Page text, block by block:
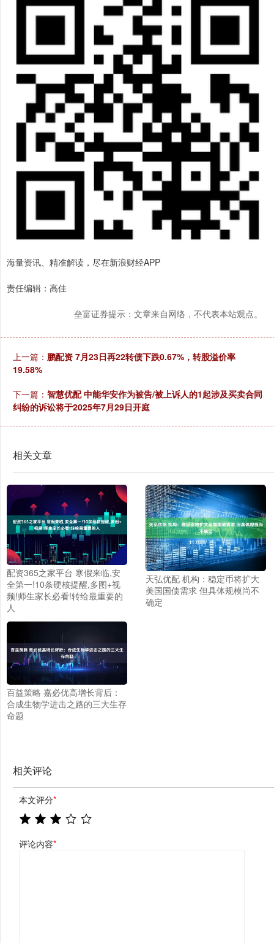
海量资讯、精准解读，尽在新浪财经APP
责任编辑：高佳
垒富证券提示：文章来自网络，不代表本站观点。
上一篇： 鹏配资 7月23日再22转债下跌0.67%，转股溢价率
19.58%
下一篇： 智慧优配 中能华安作为被告/被上诉人的1起涉及买卖合同
纠纷的诉讼将于2025年7月29日开庭
相关文章
配资365之家平台 寒假来临,安
全第一!10条硬核提醒,多图+视
频!师生家长必看!转给最重要的
人
天弘优配 机构：稳定币将扩大
美国国债需求 但具体规模尚不
确定
百益策略 嘉必优高增长背后：
合成生物学进击之路的三大生存
命题
相关评论
本文评分*
评论内容*